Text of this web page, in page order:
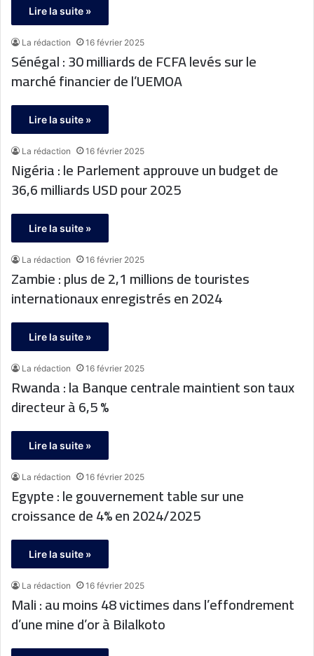
Lire la suite »
La rédaction 16 février 2025
Sénégal : 30 milliards de FCFA levés sur le
marché financier de l’UEMOA
Lire la suite »
La rédaction 16 février 2025
Nigéria : le Parlement approuve un budget de
36,6 milliards USD pour 2025
Lire la suite »
La rédaction 16 février 2025
Zambie : plus de 2,1 millions de touristes
internationaux enregistrés en 2024
Lire la suite »
La rédaction 16 février 2025
Rwanda : la Banque centrale maintient son taux
directeur à 6,5 %
Lire la suite »
La rédaction 16 février 2025
Egypte : le gouvernement table sur une
croissance de 4% en 2024/2025
Lire la suite »
La rédaction 16 février 2025
Mali : au moins 48 victimes dans l’effondrement
d’une mine d’or à Bilalkoto